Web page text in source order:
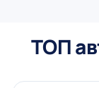
ТОП